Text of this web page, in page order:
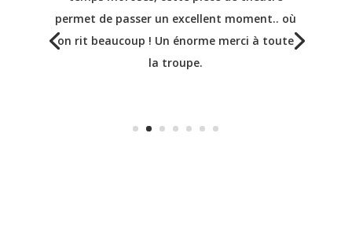
est d’actualité. Un grand merci pour ce
moment d’humour et de rire qui a quand
même duré pas loin de 3 heures.